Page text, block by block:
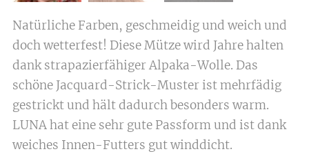
Natürliche Farben, geschmeidig und weich und
doch wetterfest! Diese Mütze wird Jahre halten
dank strapazierfähiger Alpaka-Wolle. Das
schöne Jacquard-Strick-Muster ist mehrfädig
gestrickt und hält dadurch besonders warm.
LUNA hat eine sehr gute Passform und ist dank
weiches Innen-Futters gut winddicht.